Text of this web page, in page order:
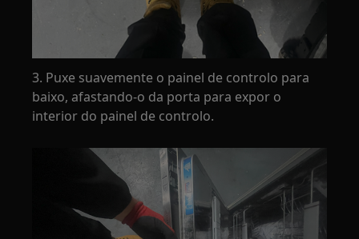
3. Puxe suavemente o painel de controlo para
baixo, afastando-o da porta para expor o
interior do painel de controlo.